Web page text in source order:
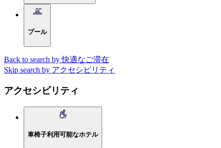
プール
Back to search by 快適なご滞在
Skip search by アクセシビリティ
アクセシビリティ
車椅子利用可能なホテル